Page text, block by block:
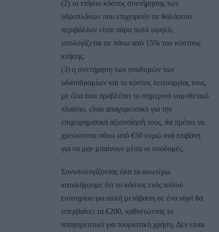
(2) το ετήσιο κόστος συντήρησης των
υδροπλάνων που επιχειρούν σε θαλάσσιο
περιβάλλον είναι πάρα πολύ υψηλό,
υπολογίζεται σε πάνω από 15% του κόστους
κτήσης.
(3) η συντήρηση των υποδομών των
υδατοδρομίων και το κόστος λειτουργίας τους,
με όλα όσα προβλέπει το σημερινό νομοθετικό
πλαίσιο, είναι απαγορευτικό για την
επιχειρηματική αξιοποίησή τους, θα πρέπει να
χρεώνονται πάνω από €50 ευρώ ανά επιβάτη
για να μην μπαίνουν μέσα οι υποδομές.
Συνυπολογίζοντας όλα τα ανωτέρω
καταλήγουμε ότι το κόστος ενός απλού
εισιτηρίου για απλή μετάβαση σε ένα νησί θα
υπερβαίνει τα €200, καθιστώντας το
απαγορευτικό για τουριστική χρήση. Δεν είναι